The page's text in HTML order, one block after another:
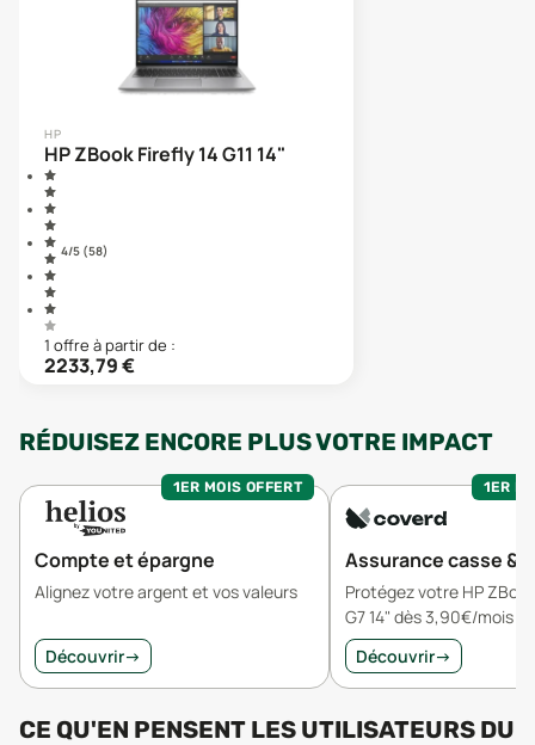
HP
HP ZBook Firefly 14 G11 14"
4/5 (58)
1 offre à partir de :
2233,79€
RÉDUISEZ ENCORE PLUS VOTRE IMPACT
1ER MOIS OFFERT
Compte et épargne
Alignez votre argent et vos valeurs
Découvrir→
1ER
Assurance casse &
Protégez votre HP
G7 14" dès 3,90€/mois
Découvrir→
CE QU'EN PENSENT LES UTILISATEURS DU